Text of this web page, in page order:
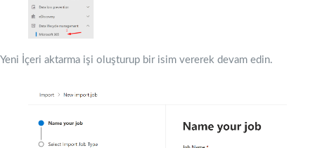
Yeni İçeri aktarma işi oluşturup bir isim vererek devam edin.